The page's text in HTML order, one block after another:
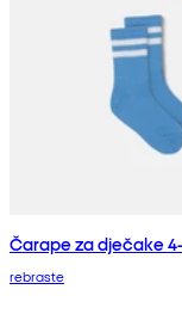
Čarape za dječake
rebraste